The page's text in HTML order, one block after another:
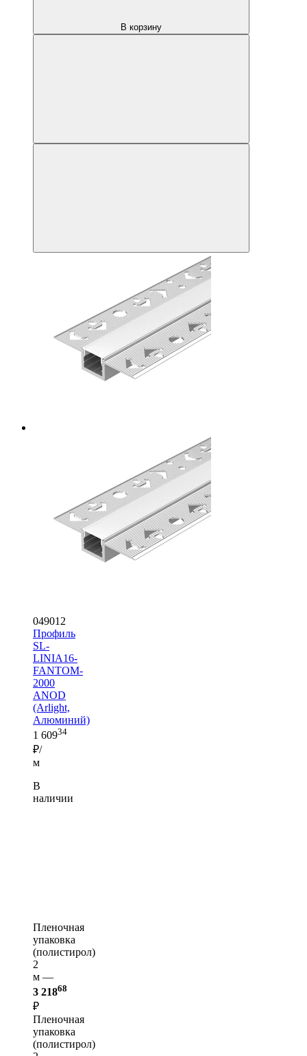
В корзину
049012
Профиль
SL-
LINIA16-
FANTOM-
2000
ANOD
(Arlight,
Алюминий)
1 60934
₽/
м
В
наличии
Пленочная
упаковка
(полистирол)
2
м —
3 21868
₽
Пленочная
упаковка
(полистирол)